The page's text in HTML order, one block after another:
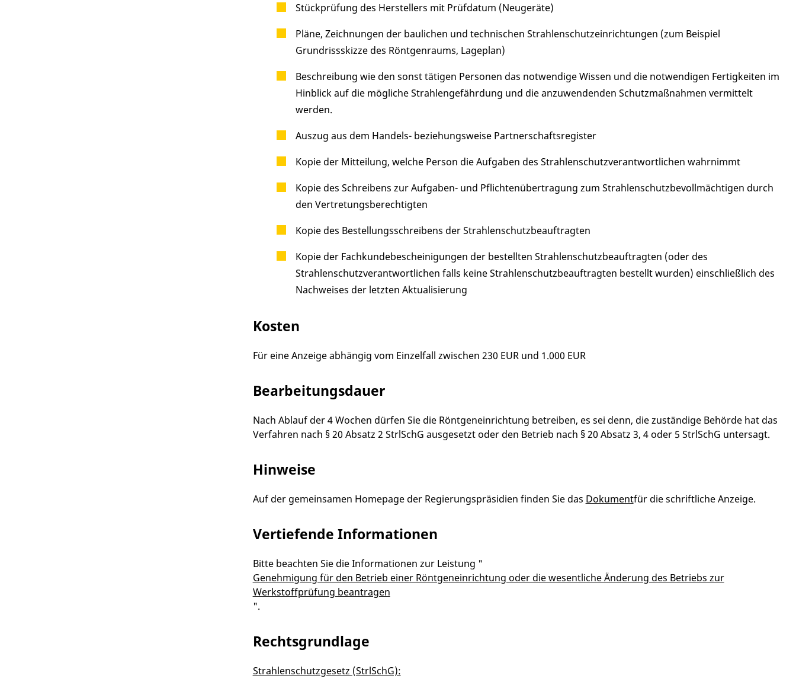
Stückprüfung des Herstellers mit Prüfdatum (Neugeräte)
Pläne, Zeichnungen der baulichen und technischen Strahlenschutzeinrichtungen (zum Beispiel
Grundrissskizze des Röntgenraums, Lageplan)
Beschreibung wie den sonst tätigen Personen das notwendige Wissen und die notwendigen Fertigkeiten im
Hinblick auf die mögliche Strahlengefährdung und die anzuwendenden Schutzmaßnahmen vermittelt
werden.
Auszug aus dem Handels- beziehungsweise Partnerschaftsregister
Kopie der Mitteilung, welche Person die Aufgaben des Strahlenschutzverantwortlichen wahrnimmt
Kopie des Schreibens zur Aufgaben- und Pflichtenübertragung zum Strahlenschutzbevollmächtigen durch
den Vertretungsberechtigten
Kopie des Bestellungsschreibens der Strahlenschutzbeauftragten
Kopie der Fachkundebescheinigungen der bestellten Strahlenschutzbeauftragten (oder des
Strahlenschutzverantwortlichen falls keine Strahlenschutzbeauftragten bestellt wurden) einschließlich des
Nachweises der letzten Aktualisierung
Kosten
Für eine Anzeige abhängig vom Einzelfall zwischen 230 EUR und 1.000 EUR
Bearbeitungsdauer
Nach Ablauf der 4 Wochen dürfen Sie die Röntgeneinrichtung betreiben, es sei denn, die zuständige Behörde hat das
Verfahren nach § 20 Absatz 2 StrlSchG ausgesetzt oder den Betrieb nach § 20 Absatz 3, 4 oder 5 StrlSchG untersagt.
Hinweise
Auf der gemeinsamen Homepage der Regierungspräsidien finden Sie das Dokumentfür die schriftliche Anzeige.
Vertiefende Informationen
Bitte beachten Sie die Informationen zur Leistung "
Genehmigung für den Betrieb einer Röntgeneinrichtung oder die wesentliche Änderung des Betriebs zur
Werkstoffprüfung beantragen
".
Rechtsgrundlage
Strahlenschutzgesetz (StrlSchG):